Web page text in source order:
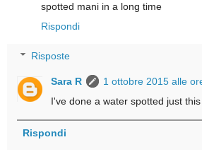
spotted mani in a long time
Rispondi
Risposte
Sara R
1 ottobre 2015 alle
I've done a water spotted just
Rispondi